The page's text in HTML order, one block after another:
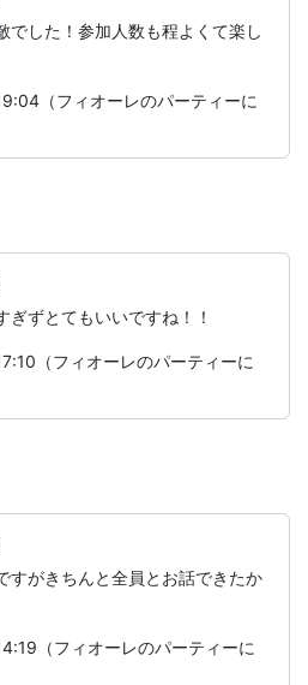
でした！参加人数も程よくて楽し
（フィオーレのパーティーに
ずとてもいいですね！！
（フィオーレのパーティーに
すがきちんと全員とお話できたか
（フィオーレのパーティーに